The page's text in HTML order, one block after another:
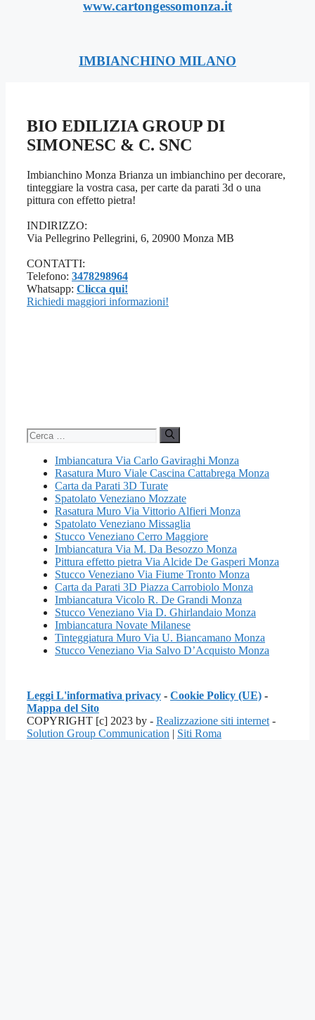
www.cartongessomonza.it
IMBIANCHINO MILANO
BIO EDILIZIA GROUP DI
SIMONESC & C. SNC
Imbianchino Monza Brianza un imbianchino per decorare,
tinteggiare la vostra casa, per carte da parati 3d o una
pittura con effetto pietra!
INDIRIZZO:
Via Pellegrino Pellegrini, 6, 20900 Monza MB
CONTATTI:
Telefono: 3478298964
Whatsapp: Clicca qui!
Richiedi maggiori informazioni!
Ricerca
per:
Imbiancatura Via Carlo Gaviraghi Monza
Rasatura Muro Viale Cascina Cattabrega Monza
Carta da Parati 3D Turate
Spatolato Veneziano Mozzate
Rasatura Muro Via Vittorio Alfieri Monza
Spatolato Veneziano Missaglia
Stucco Veneziano Cerro Maggiore
Imbiancatura Via M. Da Besozzo Monza
Pittura effetto pietra Via Alcide De Gasperi Monza
Stucco Veneziano Via Fiume Tronto Monza
Carta da Parati 3D Piazza Carrobiolo Monza
Imbiancatura Vicolo R. De Grandi Monza
Stucco Veneziano Via D. Ghirlandaio Monza
Imbiancatura Novate Milanese
Tinteggiatura Muro Via U. Biancamano Monza
Stucco Veneziano Via Salvo D’Acquisto Monza
Leggi L'informativa privacy - Cookie Policy (UE) -
Mappa del Sito
COPYRIGHT [c] 2023 by - Realizzazione siti internet -
Solution Group Communication | Siti Roma